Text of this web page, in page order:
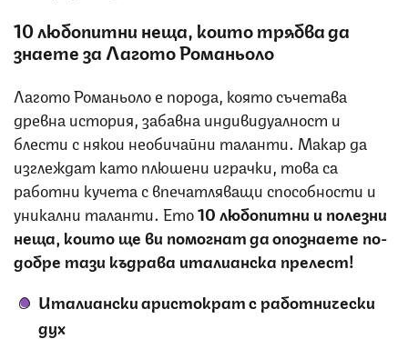
10 любопитни неща, които трябва да
знаете за Лагото Романьоло
Лагото Романьоло е порода, която съчетава
древна история, забавна индивидуалност и
блести с някои необичайни таланти. Макар да
изглеждат като плюшени играчки, това са
работни кучета с впечатляващи способности и
уникални таланти. Ето10 любопитни и полезни
неща, които ще ви помогнат да опознаете по-
добре тази къдрава италианска прелест!
Италиански аристократ с работнически
дух